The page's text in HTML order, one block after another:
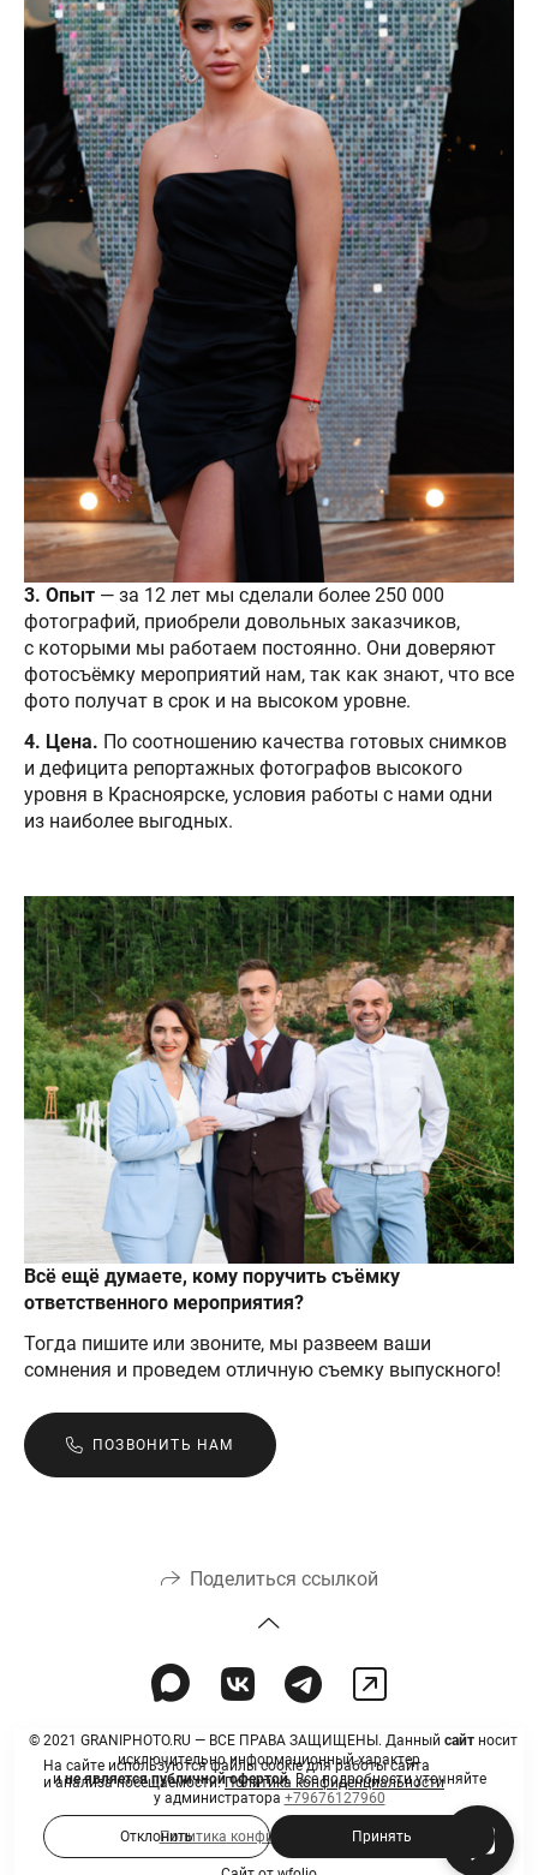
3. Опыт — за 12 лет мы сделали более 250 000
фотографий, приобрели довольных заказчиков,
с которыми мы работаем постоянно. Они доверяют
фотосъёмку мероприятий нам, так как знают, что все
фото получат в срок и на высоком уровне.
4. Цена. По соотношению качества готовых снимков
и дефицита репортажных фотографов высокого
уровня в Красноярске, условия работы с нами одни
из наиболее выгодных.
Всё ещё думаете, кому поручить съёмку
ответственного мероприятия?
Тогда пишите или звоните, мы развеем ваши
сомнения и проведем отличную съемку выпускного!
ПОЗВОНИТЬ НАМ
Поделиться ссылкой
© 2021 GRANIPHOTO.RU — ВСЕ ПРАВА ЗАЩИЩЕНЫ. Данный сайтносит
исключительно информационный характер
инеявляетсяпубличнойофертой. Все подробности уточняйте
у администратора +79676127960
Политика конфиденциальности
На сайте используются файлы cookie для работы сайта
и анализа посещаемости.Политика конфиденциальности
Отклонить Принять